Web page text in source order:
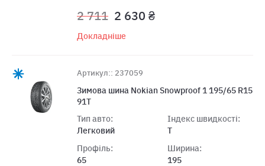
2 711 2 630 ₴
Докладніше
Артикул:: 237059
Зимова шина Nokian Snowproof 1 195/65 R15
91T
Тип авто:
Легковий
Профіль:
65
Індекс швидкості:
T
Ширина:
195